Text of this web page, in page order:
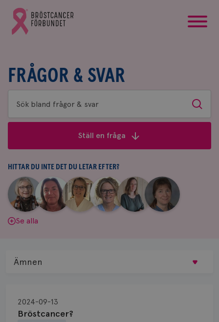
Gå
till
Bröstcancerförbundets
FRÅGOR & SVAR
Sök
bland
&
svar
Sök
Ställ en fråga
HITTAR DU INTE DET DU LETAR EFTER?
Aina
Johnsson
|
Anne
Andersson
Fredrika
Killander
|
Jeanette
Bäcklund
|
Maria
Edegran
|
Yvette
Andersson
Se alla
Bröstcancer?
2024-09-13
Ämnen
Biopsi